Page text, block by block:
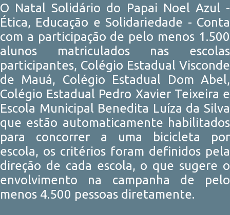
O Natal Solidário do Papai Noel Azul -
Ética, Educação e Solidariedade - Conta
com a participação de pelo menos 1.500
alunos matriculados nas escolas
participantes, Colégio Estadual Visconde
de Mauá, Colégio Estadual Dom Abel,
Colégio Estadual Pedro Xavier Teixeira e
Escola Municipal Benedita Luíza da Silva
que estão automaticamente habilitados
para concorrer a uma bicicleta por
escola, os critérios foram definidos pela
direção de cada escola, o que sugere o
envolvimento na campanha de pelo
menos 4.500 pessoas diretamente.